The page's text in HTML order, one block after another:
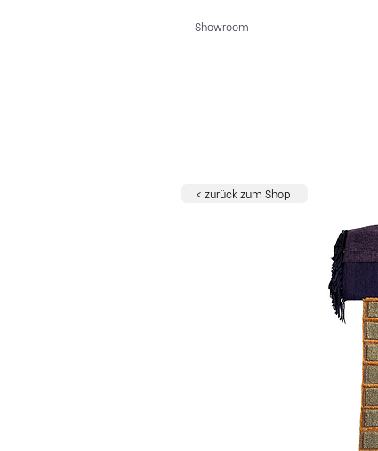
Showroom
< zurück zum Shop